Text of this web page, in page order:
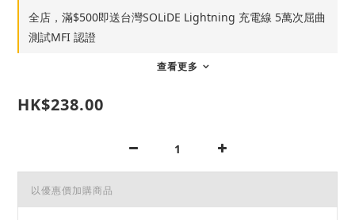
全店，滿$500即送台灣SOLiDE Lightning 充電線 5萬次屈曲
測試MFI 認證
查看更多
HK$238.00
以優惠價加購商品